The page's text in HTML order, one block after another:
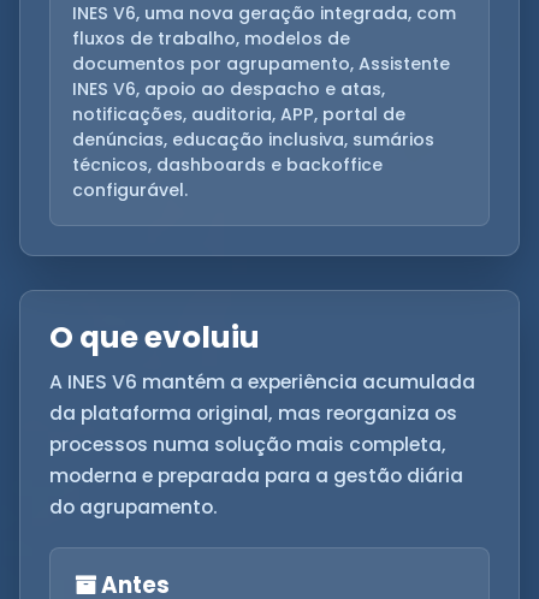
INES V6, uma nova geração integrada, com
fluxos de trabalho, modelos de
documentos por agrupamento, Assistente
INES V6, apoio ao despacho e atas,
notificações, auditoria, APP, portal de
denúncias, educação inclusiva, sumários
técnicos, dashboards e backoffice
configurável.
O que evoluiu
A INES V6 mantém a experiência acumulada
da plataforma original, mas reorganiza os
processos numa solução mais completa,
moderna e preparada para a gestão diária
do agrupamento.
Antes